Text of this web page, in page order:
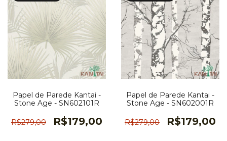
Papel de Parede Kantai -
Stone Age - SN602101R
R$279,00 R$179,00
Papel de Parede Kantai -
Stone Age - SN602001R
R$279,00 R$179,00